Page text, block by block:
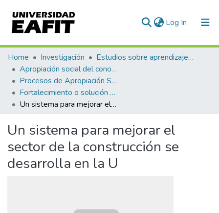
Log In (current)
Communities & Collections
All of DSpace
Statistics
Home Investigación
Estudios sobre aprendizaje y apropiación social del conocimiento
Apropiación social del conocimiento y divulgación pública de la ciencia
Procesos de Apropiación Social del Conocimiento
Fortalecimiento o solución de asuntos de interés social - FIS
Un sistema para mejorar el sector de la construcción se desarrolla en la U
Un sistema para mejorar el
sector de la construcción se
desarrolla en la U